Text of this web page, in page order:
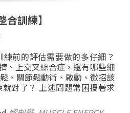
訓練】
練前的評估需要做的多仔細？
、上交叉綜合症，還有哪些細
、關節鬆動術、啟動、徵招該
對了？ 上述問題常困擾著求